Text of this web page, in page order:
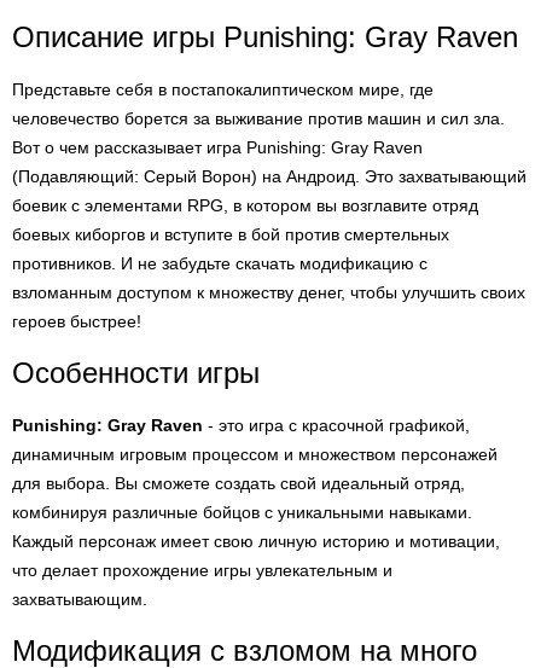
Описание игры Punishing: Gray Raven
Представьте себя в постапокалиптическом мире, где
человечество борется за выживание против машин и сил зла.
Вот о чем рассказывает игра Punishing: Gray Raven
(Подавляющий: Серый Ворон) на Андроид. Это захватывающий
боевик с элементами RPG, в котором вы возглавите отряд
боевых киборгов и вступите в бой против смертельных
противников. И не забудьте скачать модификацию с
взломанным доступом к множеству денег, чтобы улучшить своих
героев быстрее!
Особенности игры
Punishing: Gray Raven - это игра с красочной графикой,
динамичным игровым процессом и множеством персонажей
для выбора. Вы сможете создать свой идеальный отряд,
комбинируя различные бойцов с уникальными навыками.
Каждый персонаж имеет свою личную историю и мотивации,
что делает прохождение игры увлекательным и
захватывающим.
Модификация с взломом на много